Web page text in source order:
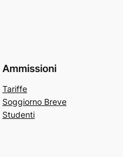
Ammissioni
Tariffe
Soggiorno Breve
Studenti